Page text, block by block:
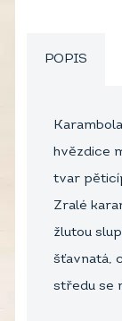
POPIS
hvězdice
tvar
Zralé
žlutou
šťavnatá,
středu se